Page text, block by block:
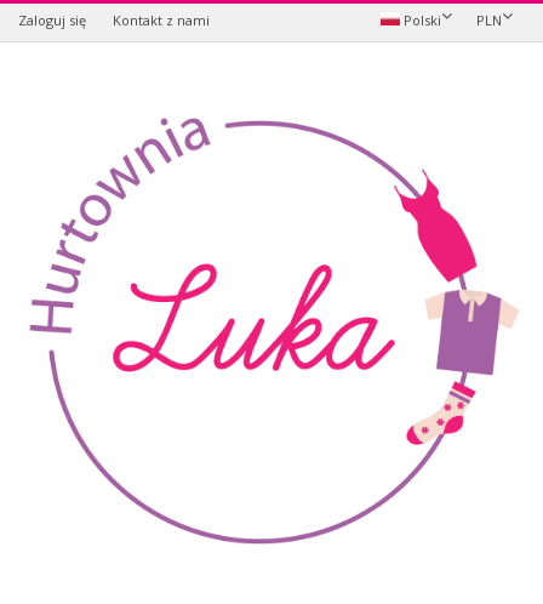
Zaloguj się PLN
Polski
Kontakt z nami